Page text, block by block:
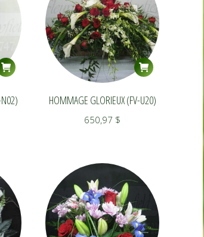
N02) HOMMAGE GLORIEUX (FV-U20)
650,97 $